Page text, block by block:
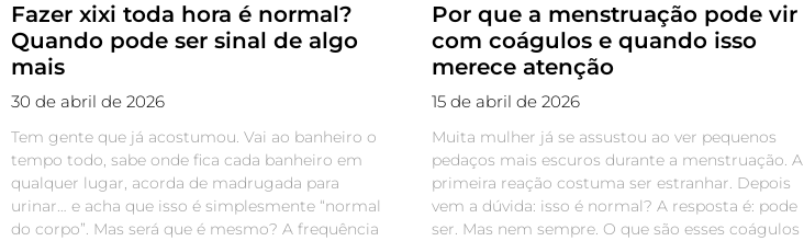
Fazer xixi toda hora é normal?
Quando pode ser sinal de algo
mais
30 de abril de 2026
Tem gente que já acostumou. Vai ao banheiro o
tempo todo, sabe onde fica cada banheiro em
qualquer lugar, acorda de madrugada para
urinar… e acha que isso é simplesmente “normal
do corpo”. Mas será que é mesmo? A frequência
Por que a menstruação pode vir
com coágulos e quando isso
merece atenção
15 de abril de 2026
Muita mulher já se assustou ao ver pequenos
pedaços mais escuros durante a menstruação. A
primeira reação costuma ser estranhar. Depois
vem a dúvida: isso é normal? A resposta é: pode
ser. Mas nem sempre. O que são esses coágulos